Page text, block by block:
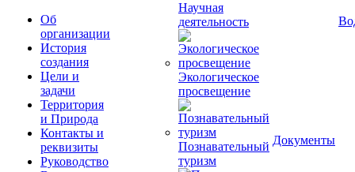
Об
организации
История
создания
Цели и
задачи
Территория
и Природа
Контакты и
реквизиты
Руководство
Научная
деятельность
Экологическое
просвещение
Познавательный
туризм
Документы